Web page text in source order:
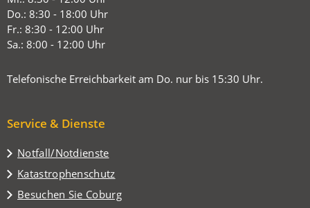
neuen
Tab)
Do.: 8:30 - 18:00 Uhr
Fr.: 8:30 - 12:00 Uhr
Sa.: 8:00 - 12:00 Uhr
Telefonische Erreichbarkeit am Do. nur bis 15:30 Uhr.
Service & Dienste
Notfall/Notdienste
Katastrophenschutz
Besuchen Sie Coburg
(Öffnet